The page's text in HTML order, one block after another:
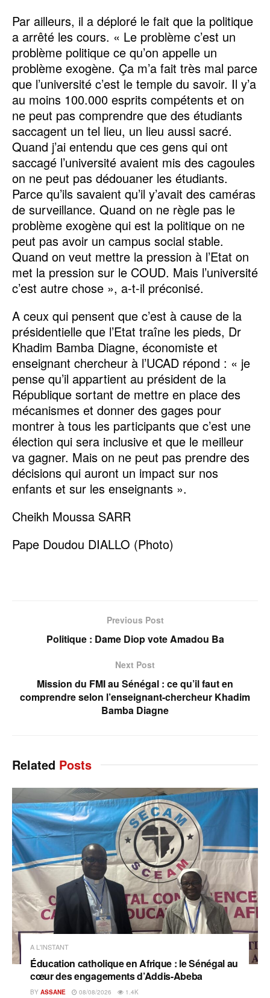
Par ailleurs, il a déploré le fait que la politique
a arrêté les cours. « Le problème c’est un
problème politique ce qu’on appelle un
problème exogène. Ça m’a fait très mal parce
que l’université c’est le temple du savoir. Il y’a
au moins 100.000 esprits compétents et on
ne peut pas comprendre que des étudiants
saccagent un tel lieu, un lieu aussi sacré.
Quand j’ai entendu que ces gens qui ont
saccagé l’université avaient mis des cagoules
on ne peut pas dédouaner les étudiants.
Parce qu’ils savaient qu’il y’avait des caméras
de surveillance. Quand on ne règle pas le
problème exogène qui est la politique on ne
peut pas avoir un campus social stable.
Quand on veut mettre la pression à l’Etat on
met la pression sur le COUD. Mais l’université
c’est autre chose », a-t-il préconisé.
A ceux qui pensent que c’est à cause de la
présidentielle que l’Etat traîne les pieds, Dr
Khadim Bamba Diagne, économiste et
enseignant chercheur à l’UCAD répond : « je
pense qu’il appartient au président de la
République sortant de mettre en place des
mécanismes et donner des gages pour
montrer à tous les participants que c’est une
élection qui sera inclusive et que le meilleur
va gagner. Mais on ne peut pas prendre des
décisions qui auront un impact sur nos
enfants et sur les enseignants ».
Cheikh Moussa SARR
Pape Doudou DIALLO (Photo)
Previous Post
Politique : Dame Diop vote Amadou Ba
Next Post
Mission du FMI au Sénégal : ce qu’il faut en
comprendre selon l’enseignant-chercheur Khadim
Bamba Diagne
Related Posts
A L'INSTANT
Éducation catholique en Afrique : le Sénégal au
cœur des engagements d’Addis-Abeba
BY ASSANE 08/08/2026 1.4K